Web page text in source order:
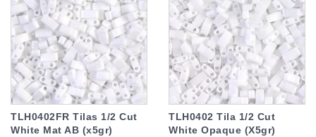
TLH0402FR Tilas 1/2 Cut
White Mat AB (x5gr)
TLH0402 Tila 1/2 Cut
White Opaque (X5gr)